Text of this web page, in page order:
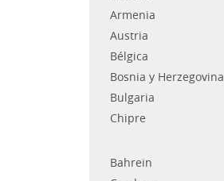
Armenia
Austria
Bélgica
Bosnia y Herzegovina
Bulgaria
Chipre
Bahrein